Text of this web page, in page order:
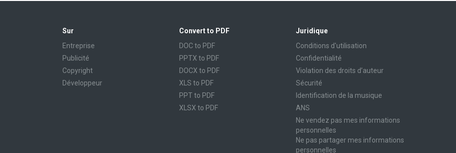
Sur
Entreprise
Publicité
Copyright
Développeur
Convert to PDF
DOC to PDF
PPTX to PDF
DOCX to PDF
XLS to PDF
PPT to PDF
XLSX to PDF
Juridique
Conditions d'utilisation
Confidentialité
Violation des droits d’auteur
Sécurité
Identification de la musique
ANS
Ne vendez pas mes informations
personnelles
Ne pas partager mes informations
personnelles